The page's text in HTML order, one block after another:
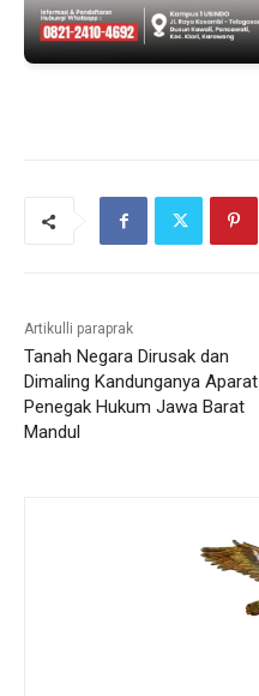
Artikulli paraprak
Tanah Negara Dirusak dan
Dimaling Kandunganya Aparat
Penegak Hukum Jawa Barat
Mandul